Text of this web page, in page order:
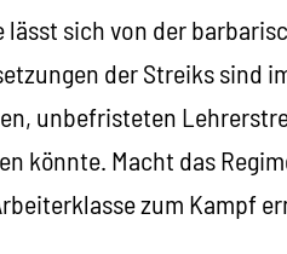
lässt sich von der
der Streiks sind
unbefristeten
könnte. Macht das
zum Kampf